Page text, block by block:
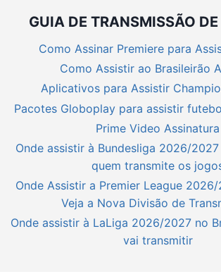
GUIA DE TRANSMISSÃO
Como Assinar Premiere para
Como Assistir ao Brasileirão
Aplicativos para Assistir
Pacotes Globoplay para assistir
Prime Video Assinatura
Onde assistir à Bundesliga 2026/2027
quem transmite os
Onde Assistir a Premier League
Veja a Nova Divisão de
Onde assistir à LaLiga 2026/2027 no
vai transmitir